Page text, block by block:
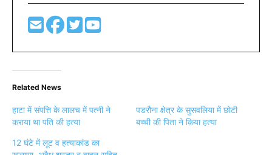
Related News
हाटा में संपत्ति के लालच में पत्नी ने
कराया था पति की हत्या
पडरौना क्षेत्र के सुसवलिया में छोटी
बच्ची की पिता ने किया हत्या
12 घंटे में लूट व हत्याकांड का